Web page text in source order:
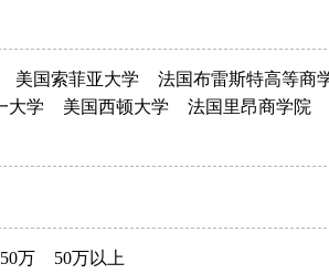
美国索菲亚大学 法国布雷斯特高等商
大学 美国西顿大学 法国里昂商学院
万 50万以上